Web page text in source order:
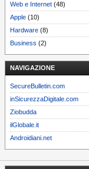
Web e Internet (48)
Apple (10)
Hardware (8)
Business (2)
NAVIGAZIONE
SecureBulletin.com
inSicurezzaDigitale.com
Ziobudda
ilGlobale.it
Androidiani.net